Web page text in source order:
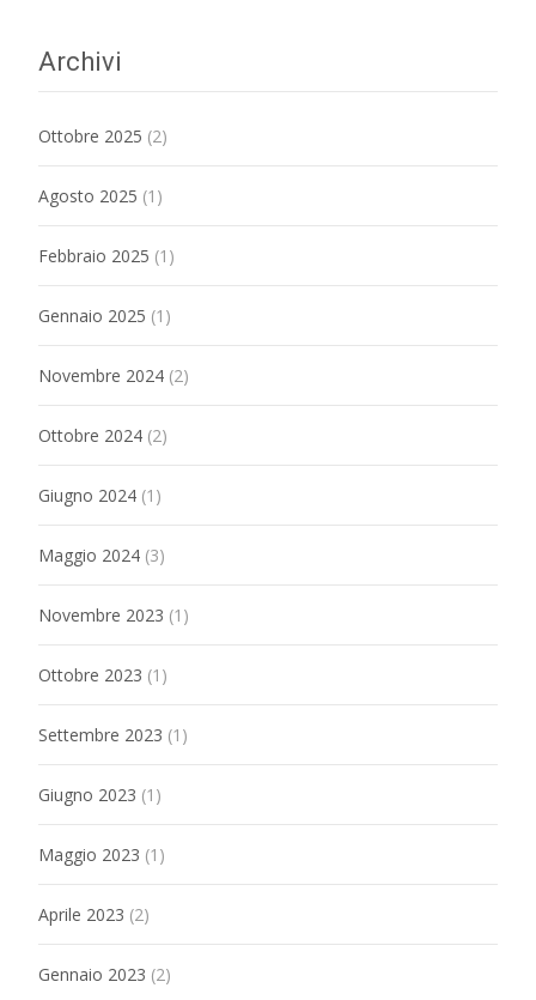
Archivi
Ottobre 2025 (2)
Agosto 2025 (1)
Febbraio 2025 (1)
Gennaio 2025 (1)
Novembre 2024 (2)
Ottobre 2024 (2)
Giugno 2024 (1)
Maggio 2024 (3)
Novembre 2023 (1)
Ottobre 2023 (1)
Settembre 2023 (1)
Giugno 2023 (1)
Maggio 2023 (1)
Aprile 2023 (2)
Gennaio 2023 (2)